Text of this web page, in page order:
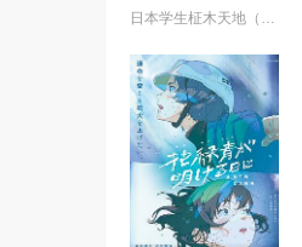
日本学生柾木天地（菊池正美 配音）在放学的路上，看见了一个发光物体从天空飞快的降落到了他的前方，他走上前去一看，发现了一个从外星球坠毁的太空飞船，里面有宇宙海盗魉呼（折笠爱 配音）和一路追赶捉拿她的银河警察九罗密美星（水谷优子 配音）。两个外太空的女孩子，没办法回去，只好留在了天地的家里。树雷星球收到了银河警察美星发去的求救信号，树雷星的大公主阿重霞（高田由美 配音）乘飞船来到地球查看情况。天地陪阿重霞参观地球，对天地一见钟情的魉呼因吃醋和阿重霞两人大战了一场，阿重霞的飞船被毁坏了，来找姐姐的砂沙美（横山智佐 配音）的飞船也出了状况，她们还要在地球住很长时间。接下来天地和她们还会经历哪些惊险与情感纠纷呢？她们还能回到她们的星球吗？